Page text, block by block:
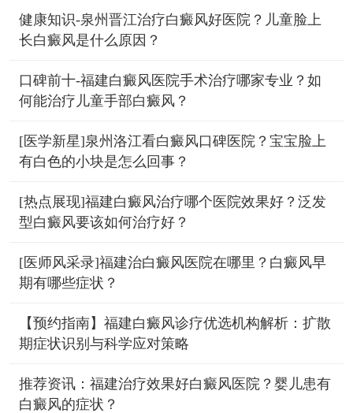
健康知识-泉州晋江治疗白癜风好医院？儿童脸上
长白癜风是什么原因？
口碑前十-福建白癜风医院手术治疗哪家专业？如
何能治疗儿童手部白癜风？
[医学新星]泉州洛江看白癜风口碑医院？宝宝脸上
有白色的小块是怎么回事？
[热点展现]福建白癜风治疗哪个医院效果好？泛发
型白癜风要该如何治疗好？
[医师风采录]福建治白癜风医院在哪里？白癜风早
期有哪些症状？
【预约指南】福建白癜风诊疗优选机构解析：扩散
期症状识别与科学应对策略
推荐资讯：福建治疗效果好白癜风医院？婴儿患有
白癜风的症状？